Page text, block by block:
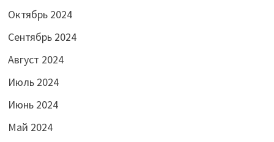
Октябрь 2024
Сентябрь 2024
Август 2024
Июль 2024
Июнь 2024
Май 2024